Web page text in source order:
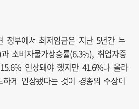
정부에서 최저임금은 지난 5년간 누
소비자물가상승률(6.3%), 취업자증
인상돼야 했지만 41.6%나 올라
게 인상됐다는 것이 경총의 주장이